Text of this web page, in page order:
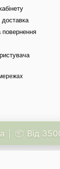
доставка
повернення